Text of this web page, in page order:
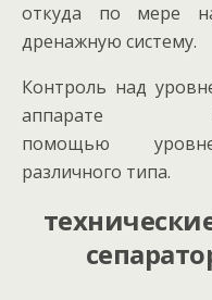
откуда по мере
дренажную систему.
Контроль над
аппарате
помощью
различного типа.